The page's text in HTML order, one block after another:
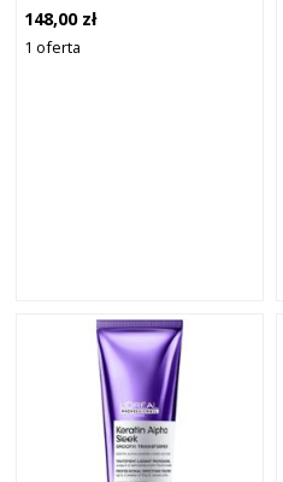
148,00 zł
1 oferta